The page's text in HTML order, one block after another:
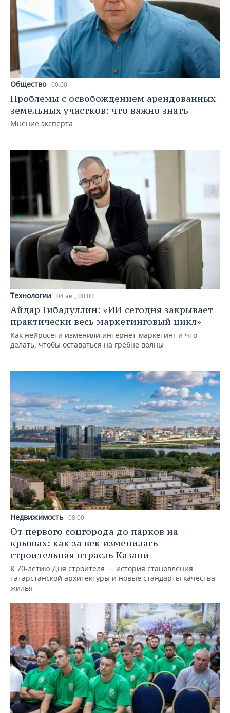
Общество 00:00
Проблемы с освобождением арендованных
земельных участков: что важно знать
Мнение эксперта
Технологии 04 авг, 00:00
Айдар Гибадуллин: «ИИ сегодня закрывает
практически весь маркетинговый цикл»
Как нейросети изменили интернет-маркетинг и что
делать, чтобы оставаться на гребне волны
Недвижимость 08:00
От первого соцгорода до парков на
крышах: как за век изменилась
строительная отрасль Казани
К 70-летию Дня строителя — история становления
татарстанской архитектуры и новые стандарты качества
жилья